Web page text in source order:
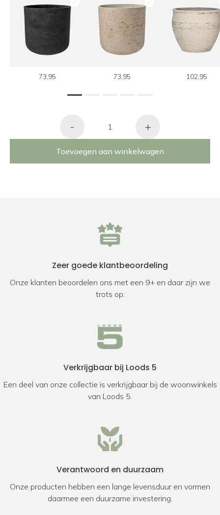
73,95 73,95 102,95
1
- +
Toevoegen aan winkelwagen
Zeer goede klantbeoordeling
Onze klanten beoordelen ons met een 9+ en daar zijn we
trots op.
Verkrijgbaar bij Loods 5
Een deel van onze collectie is verkrijgbaar bij de woonwinkels
van Loods 5.
Verantwoord en duurzaam
Onze producten hebben een lange levensduur en vormen
daarmee een duurzame investering.